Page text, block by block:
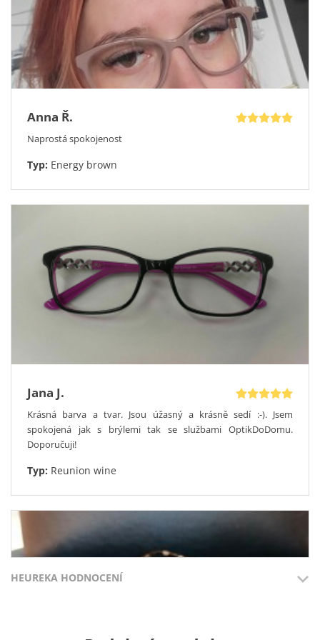
první zvládnete u vašeho počítače, to druhé vám rádi
bezplatně a nezávazně zprostředkujeme prostřednictvím naší
exkluzivní služby – návštěvy Optického poradce u vás doma.
V případě, že si brýle objednáte, obratem zabrousíme
dioptrické čočky a doručíme až k vám domů v elegantním
pevném pouzdře. Věděly jste, že u nás máte na brýlové
Anna Ř.
Naprostá spokojenost
Typ: Energy brown
Jana J.
Krásná barva a tvar. Jsou úžasný a krásně sedí :-). Jsem
spokojená jak s brýlemi tak se službami OptikDoDomu.
Doporučuji!
Typ: Reunion wine
HEUREKA HODNOCENÍ
Přidáno 3.8.2026